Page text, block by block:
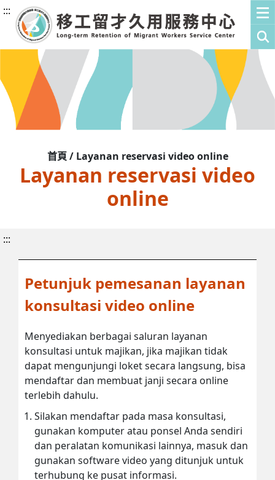
:::
首頁 / Layanan reservasi video online
Layanan reservasi video
online
:::
Petunjuk pemesanan layanan
konsultasi video online
Menyediakan berbagai saluran layanan
konsultasi untuk majikan, jika majikan tidak
dapat mengunjungi loket secara langsung, bisa
mendaftar dan membuat janji secara online
terlebih dahulu.
Silakan mendaftar pada masa konsultasi,
gunakan komputer atau ponsel Anda sendiri
dan peralatan komunikasi lainnya, masuk dan
gunakan software video yang ditunjuk untuk
terhubung ke pusat informasi.